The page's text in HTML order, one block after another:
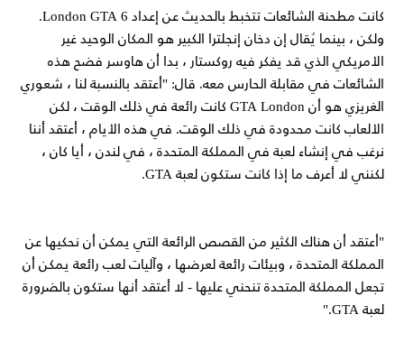
كانت مطحنة الشائعات تتخبط بالحديث عن إعداد London GTA 6.
ولكن ، بينما يُقال إن دخان إنجلترا الكبير هو المكان الوحيد غير
الأمريكي الذي قد يفكر فيه روكستار ، بدا أن هاوسر فضح هذه
الشائعات في مقابلة الحارس معه. قال: "أعتقد بالنسبة لنا ، شعوري
الغريزي هو أن GTA London كانت رائعة في ذلك الوقت ، لكن
الألعاب كانت محدودة في ذلك الوقت. في هذه الأيام ، أعتقد أننا
نرغب في إنشاء لعبة في المملكة المتحدة ، في لندن ، أيا كان ،
لكنني لا أعرف ما إذا كانت ستكون لعبة GTA.
"أعتقد أن هناك الكثير من القصص الرائعة التي يمكن أن نحكيها عن
المملكة المتحدة ، وبيئات رائعة لعرضها ، وآليات لعب رائعة يمكن أن
تجعل المملكة المتحدة تنحني عليها - لا أعتقد أنها ستكون بالضرورة
لعبة GTA."